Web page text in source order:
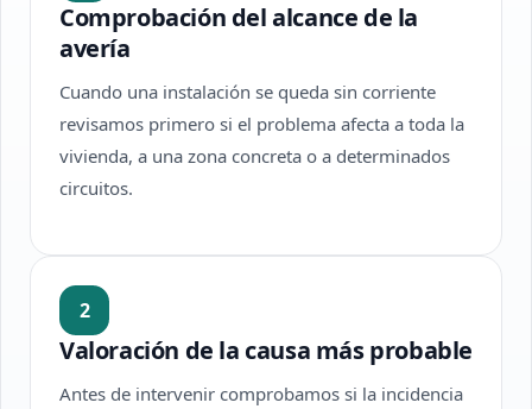
Comprobación del alcance de la
avería
Cuando una instalación se queda sin corriente
revisamos primero si el problema afecta a toda la
vivienda, a una zona concreta o a determinados
circuitos.
2
Valoración de la causa más probable
Antes de intervenir comprobamos si la incidencia